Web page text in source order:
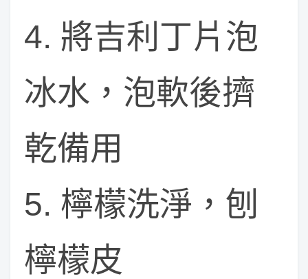
4. 將吉利丁片泡
冰水，泡軟後擠
乾備用
5. 檸檬洗淨，刨
檸檬皮